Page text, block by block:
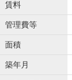
賃料
管理費等
面積
築年月